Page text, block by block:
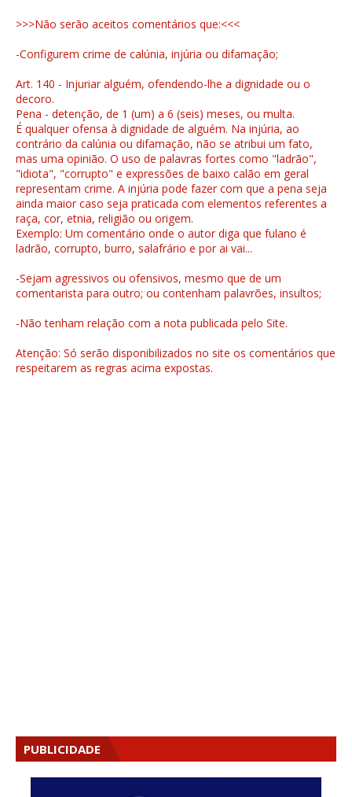
>>>Não serão aceitos comentários que:<<<
-Configurem crime de calúnia, injúria ou difamação;
Art. 140 - Injuriar alguém, ofendendo-lhe a dignidade ou o
decoro.
Pena - detenção, de 1 (um) a 6 (seis) meses, ou multa.
É qualquer ofensa à dignidade de alguém. Na injúria, ao
contrário da calúnia ou difamação, não se atribui um fato,
mas uma opinião. O uso de palavras fortes como "ladrão",
"idiota", "corrupto" e expressões de baixo calão em geral
representam crime. A injúria pode fazer com que a pena seja
ainda maior caso seja praticada com elementos referentes a
raça, cor, etnia, religião ou origem.
Exemplo: Um comentário onde o autor diga que fulano é
ladrão, corrupto, burro, salafrário e por ai vai...
-Sejam agressivos ou ofensivos, mesmo que de um
comentarista para outro; ou contenham palavrões, insultos;
-Não tenham relação com a nota publicada pelo Site.
Atenção: Só serão disponibilizados no site os comentários que
respeitarem as regras acima expostas.
PUBLICIDADE